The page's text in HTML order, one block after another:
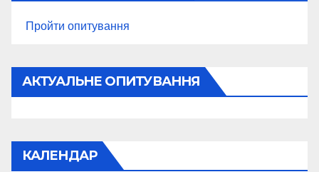
Пройти опитування
АКТУАЛЬНЕ ОПИТУВАННЯ
КАЛЕНДАР